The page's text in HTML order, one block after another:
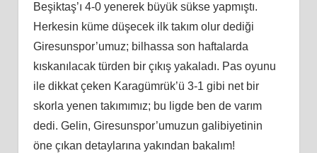
Beşiktaş’ı 4-0 yenerek büyük sükse yapmıştı.
Herkesin küme düşecek ilk takım olur dediği
Giresunspor’umuz; bilhassa son haftalarda
kıskanılacak türden bir çıkış yakaladı. Pas oyunu
ile dikkat çeken Karagümrük’ü 3-1 gibi net bir
skorla yenen takımımız; bu ligde ben de varım
dedi. Gelin, Giresunspor’umuzun galibiyetinin
öne çıkan detaylarına yakından bakalım!